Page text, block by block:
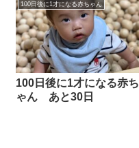
100日後に1才になる赤ちゃん
100日後に1才になる赤ち
ゃん あと30日